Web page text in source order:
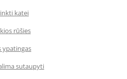
katei
rūšies
ypatingas
sutaupyti